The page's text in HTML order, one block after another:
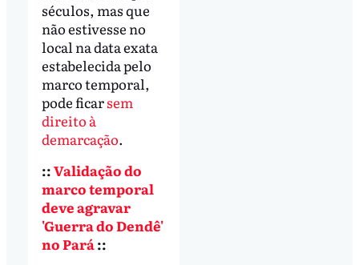
séculos, mas que
não estivesse no
local na data exata
estabelecida pelo
marco temporal,
pode ficarsem
direito à
demarcação.
::Validação do
marco temporal
deve agravar
'Guerra do Dendê'
no Pará::